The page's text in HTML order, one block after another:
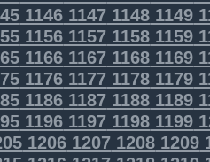
1146 1147 1148 1149
1156 1157 1158 1159
1166 1167 1168 1169
1176 1177 1178 1179
1186 1187 1188 1189
1196 1197 1198 1199
1206 1207 1208 1209